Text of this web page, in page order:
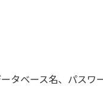
タベース名、パス